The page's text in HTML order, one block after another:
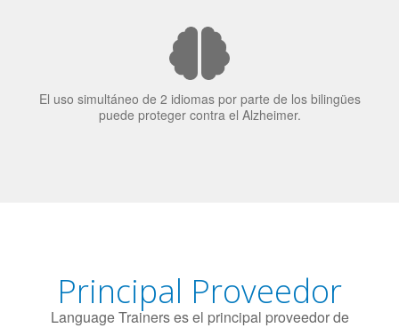
El uso simultáneo de 2 idiomas por parte de los bilingües
puede proteger contra el Alzheimer.
Principal Proveedor
Language Trainers es el principal proveedor de